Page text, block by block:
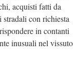
acquisti fatti da
con richiesta
in contanti
inusuali nel vissuto